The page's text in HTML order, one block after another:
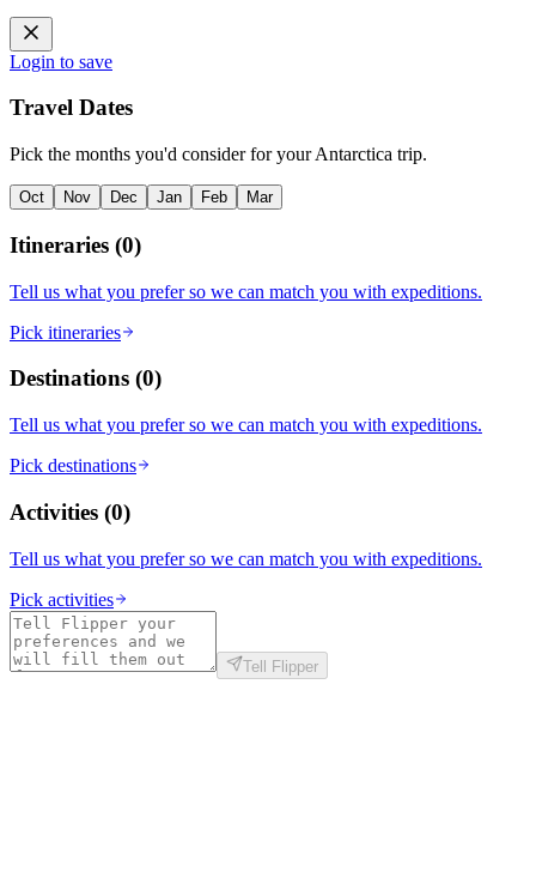
Login to save
Travel Dates
Pick the months you'd consider for your Antarctica trip.
Oct Nov Dec Jan Feb Mar
Itineraries (0)
Tell us what you prefer so we can match you with expeditions.
Pick itineraries
Destinations (0)
Tell us what you prefer so we can match you with expeditions.
Pick destinations
Activities (0)
Tell us what you prefer so we can match you with expeditions.
Pick activities
Tell Flipper